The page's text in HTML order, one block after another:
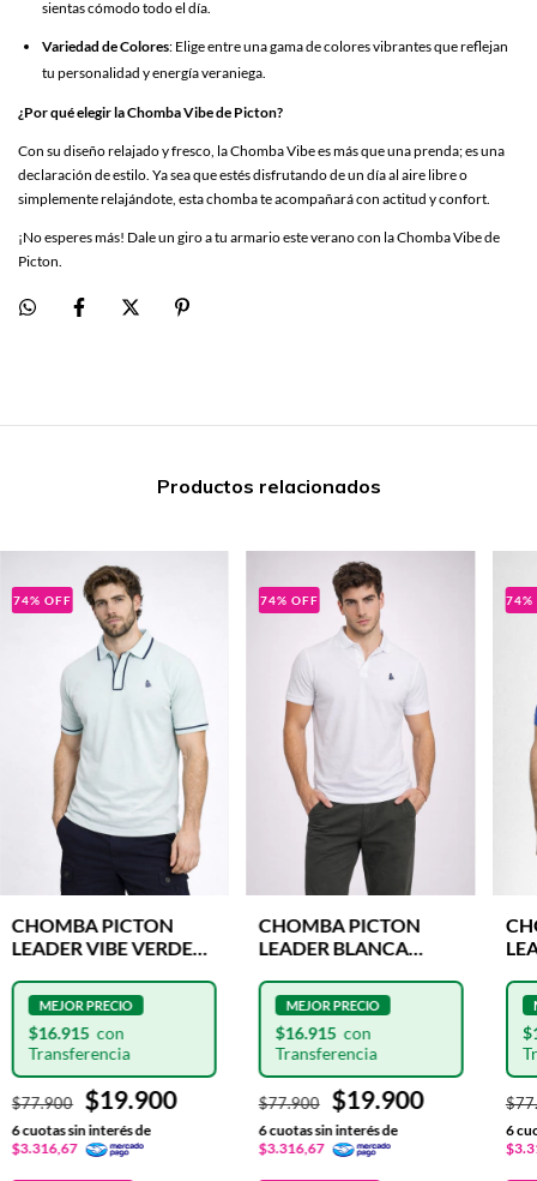
sientas cómodo todo el día.
Variedad de Colores: Elige entre una gama de colores vibrantes que reflejan
tu personalidad y energía veraniega.
¿Por qué elegir la Chomba Vibe de Picton?
Con su diseño relajado y fresco, la Chomba Vibe es más que una prenda; es una
declaración de estilo. Ya sea que estés disfrutando de un día al aire libre o
simplemente relajándote, esta chomba te acompañará con actitud y confort.
¡No esperes más! Dale un giro a tu armario este verano con la Chomba Vibe de
Picton.
Productos relacionados
74% OFF
CHOMBA PICTON
LEADER VIBE VERDE
BORDADO AZUL
$77.900 $19.900
$16.915
6cuotas sin interés de
$3.316,67
74% OFF
CHOMBA PICTON
LEADER BLANCA
AZUL
$77.900 $19.900
$16.915
6cuotas sin interés de
$3.316,67
74%
6